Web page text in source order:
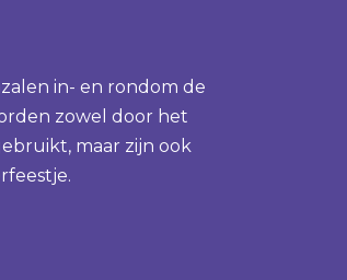
in- en rondom de
zowel door het
maar zijn ook